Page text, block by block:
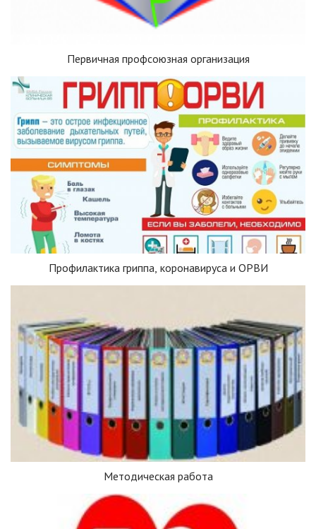
Первичная профсоюзная организация
Профилактика гриппа, коронавируса и ОРВИ
Методическая работа